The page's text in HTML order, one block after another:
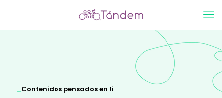
_Contenidos pensados en ti